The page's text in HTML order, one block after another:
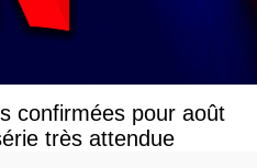
confirmées pour août
très attendue